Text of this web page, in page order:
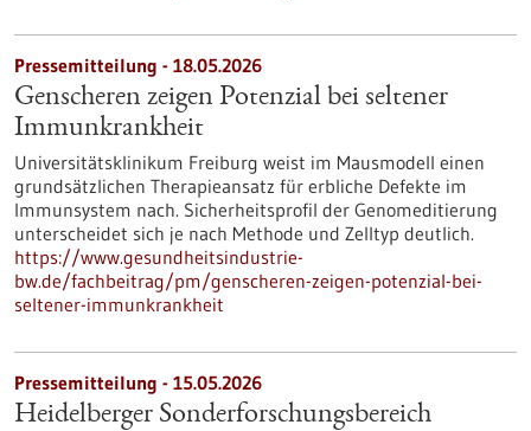
Pressemitteilung - 18.05.2026
Genscheren zeigen Potenzial bei seltener
Immunkrankheit
Universitätsklinikum Freiburg weist im Mausmodell einen
grundsätzlichen Therapieansatz für erbliche Defekte im
Immunsystem nach. Sicherheitsprofil der Genomeditierung
unterscheidet sich je nach Methode und Zelltyp deutlich.
https://www.gesundheitsindustrie-
bw.de/fachbeitrag/pm/genscheren-zeigen-potenzial-bei-
seltener-immunkrankheit
Pressemitteilung - 15.05.2026
Heidelberger Sonderforschungsbereich